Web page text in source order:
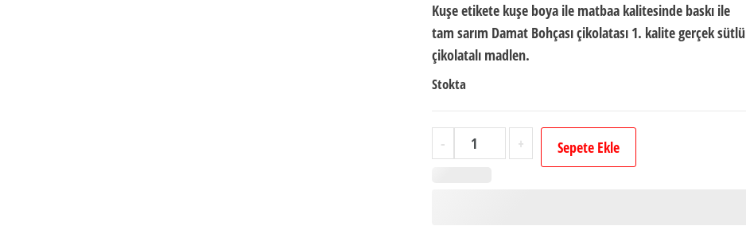
Kuşe etikete kuşe boya ile matbaa kalitesinde baskı ile
tam sarım Damat Bohçası çikolatası 1. kalite gerçek sütlü
çikolatalı madlen.
Stokta
-
Kişiye
Özel
+ Sepete Ekle